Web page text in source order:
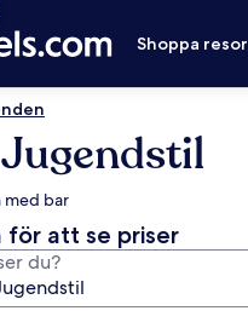
Shoppa resor
med bar
för att se priser
du?